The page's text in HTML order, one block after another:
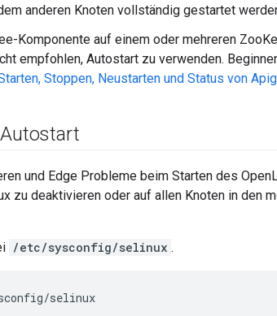
anderen Knoten vollständig gestartet
Komponente auf einem oder mehreren
empfohlen, Autostart zu verwenden.
Stoppen, Neustarten und Status von
und Edge Probleme beim Starten des
zu deaktivieren oder auf allen Knoten in den
/etc/sysconfig/selinux .
selinux